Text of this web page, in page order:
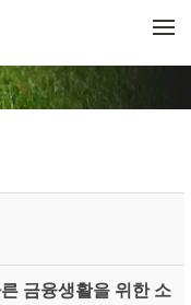
금융생활을 위한 소